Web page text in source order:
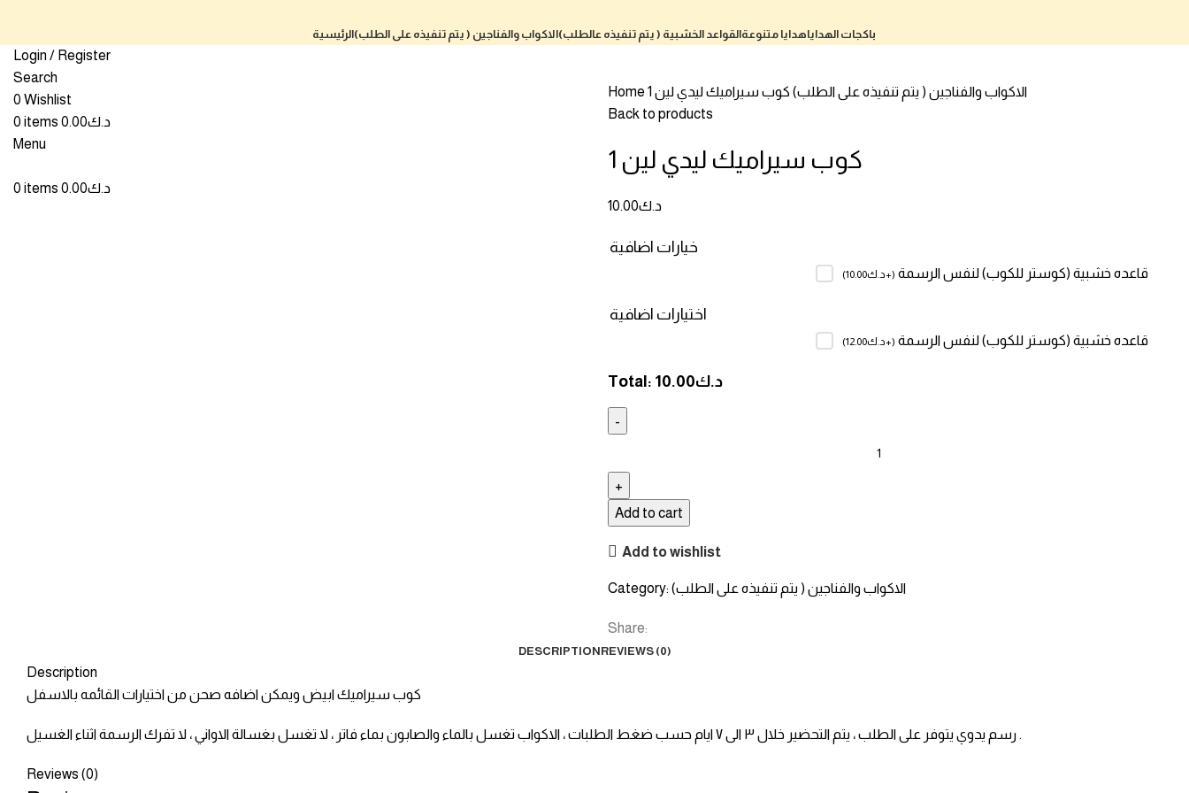
الرئيسيةالاكواب والفناجين ( يتم تنفيذه على الطلب)القواعد الخشبية ( يتم تنفيذه عالطلب)هدايا متنوعة
Login / Register
Search
0 Wishlist
0 items د.ك0.00
Menu
0 items د.ك0.00
Click to enlarge
Home الاكواب والفناجين ( يتم تنفيذه على الطلب) كوب سيراميك ليدي لين 1
Back to products
كوب سيراميك ليدي لين 1
د.ك10.00
خيارات اضافية
قاعده خشبية (كوستر للكوب) لنفس الرسمة (+د.ك10.00
)
اختيارات اضافية
قاعده خشبية (كوستر للكوب) لنفس الرسمة (+د.ك12.00
)
Total: د.ك10.00
Add to cart
Add to wishlist
Category: الاكواب والفناجين ( يتم تنفيذه على الطلب)
Share:
DESCRIPTIONREVIEWS (0)
Description
كوب سيراميك ابيض ويمكن اضافه صحن من اختيارات القائمه بالاسفل
رسم يدوي يتوفر على الطلب ، يتم التحضير خلال ٣ الى ٧ ايام حسب ضغط الطلبات ، الاكواب تغسل بالماء والصابون بماء فاتر ، لا تغسل بغسالة الاواني ، لا تفرك الرسمة اثناء الغسيل .
Reviews (0)